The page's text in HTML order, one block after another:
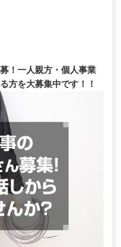
！一人親方・個人事業
方を大募集中です！！